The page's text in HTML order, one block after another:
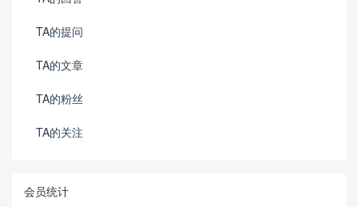
TA的提问
TA的文章
TA的粉丝
TA的关注
会员统计